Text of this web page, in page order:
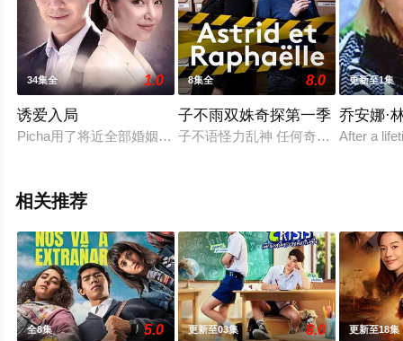
34集全 1.0
诱爱入局
Picha用了将近全部婚姻生活的时间去期待丈夫Pomon在婚姻里
8集全 8.0
子不雨双姝奇探第一季
子不语怪力乱神 任何奇案背后都隐
更新至1集
乔安娜·
After a
相关推荐
全8集 5.0 更新至03集 8.0 更新至18集